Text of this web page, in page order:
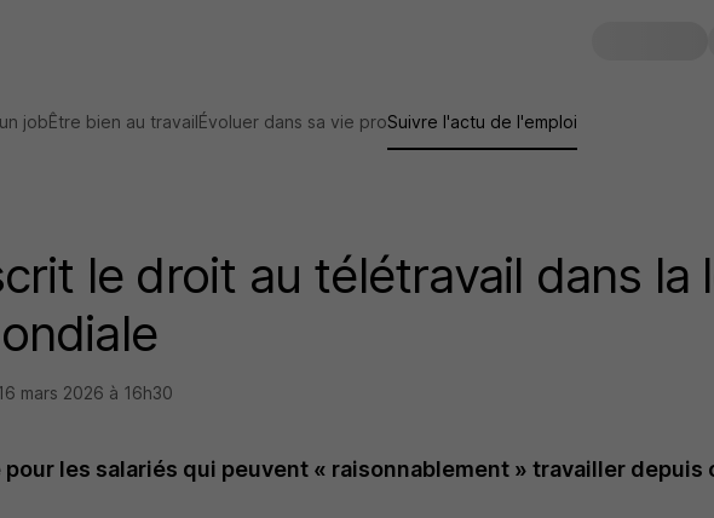
jobÊtre bien au travailÉvoluer dans sa vie proSuivre l'actu de l'emploi
le droit au télétravail dans la
mars 2026 à 16h30
pour les salariés qui peuvent « raisonnablement » travailler depuis